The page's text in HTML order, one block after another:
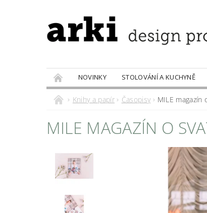
NOVINKY STOLOVÁNÍ A KUCHYNĚ
PRODÁVANÉ ZNAČKY
DOBROTY
Knihy a papír Časopisy MILE magazín
MILE MAGAZÍN O